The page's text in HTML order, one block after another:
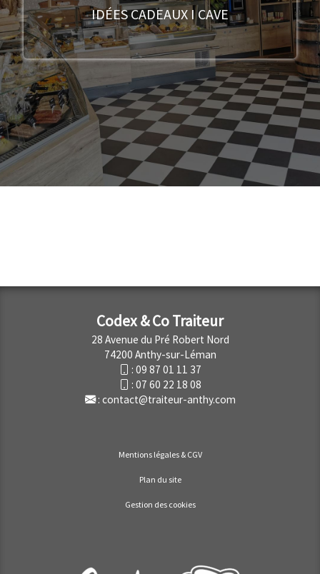
IDÉES CADEAUX I CAVE
Codex & Co Traiteur
28 Avenue du Pré Robert Nord
74200 Anthy-sur-Léman
: 09 87 01 11 37
: 07 60 22 18 08
: contact@traiteur-anthy.com
Mentions légales & CGV
Plan du site
Gestion des cookies